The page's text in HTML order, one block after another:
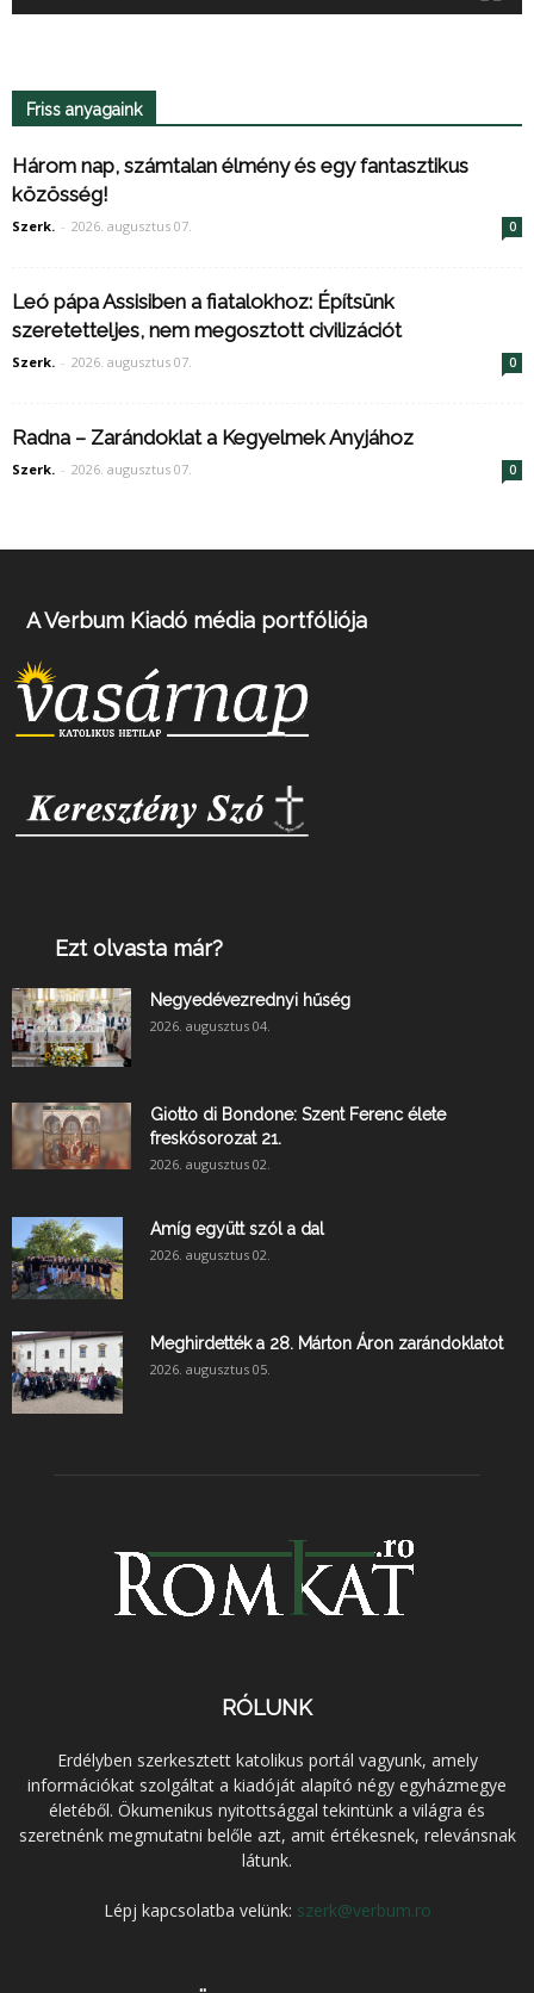
Friss anyagaink
Három nap, számtalan élmény és egy fantasztikus
közösség!
Szerk. - 2026. augusztus 07. 0
Leó pápa Assisiben a fiatalokhoz: Építsünk
szeretetteljes, nem megosztott civilizációt
Szerk. - 2026. augusztus 07. 0
Radna – Zarándoklat a Kegyelmek Anyjához
Szerk. - 2026. augusztus 07. 0
A Verbum Kiadó média portfóliója
Ezt olvasta már?
Negyedévezrednyi hűség
2026. augusztus 04.
Giotto di Bondone: Szent Ferenc élete
freskósorozat 21.
2026. augusztus 02.
Amíg együtt szól a dal
2026. augusztus 02.
Meghirdették a 28. Márton Áron zarándoklatot
2026. augusztus 05.
RÓLUNK
Erdélyben szerkesztett katolikus portál vagyunk, amely
információkat szolgáltat a kiadóját alapító négy egyházmegye
életéből. Ökumenikus nyitottsággal tekintünk a világra és
szeretnénk megmutatni belőle azt, amit értékesnek, relevánsnak
látunk.
Lépj kapcsolatba velünk: szerk@verbum.ro